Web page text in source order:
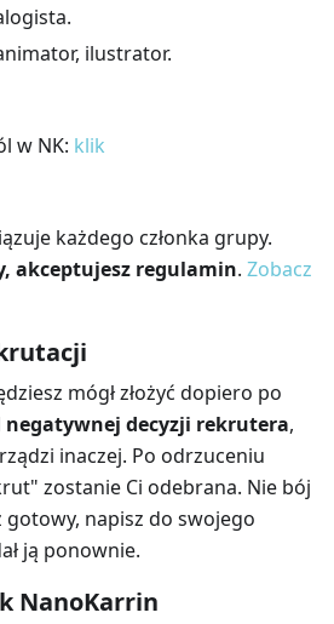
ilustrator.
w NK: klik
każdego członka grupy.
akceptujesz regulamin. Zobacz
mógł złożyć dopiero po
negatywnej decyzji rekrutera,
inaczej. Po odrzuceniu
zostanie Ci odebrana. Nie bój
gotowy, napisz do swojego
ją ponownie.
NanoKarrin